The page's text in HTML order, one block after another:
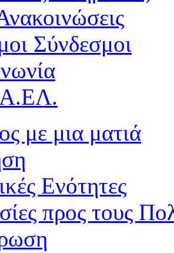
Σύνδεσμοι
με μια ματιά
Ενότητες
προς τους